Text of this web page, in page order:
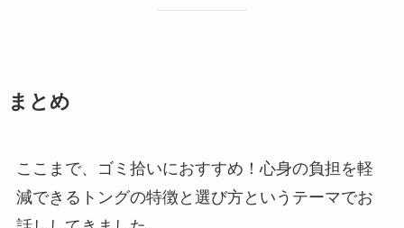
まとめ
ここまで、ゴミ拾いにおすすめ！心身の負担を軽
減できるトングの特徴と選び方というテーマでお